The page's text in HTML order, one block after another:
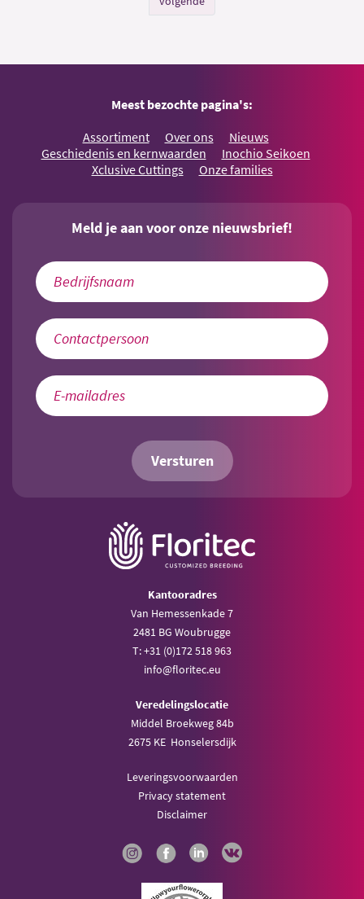
Meest bezochte pagina's:
Assortiment Over ons
Nieuws
Geschiedenis en kernwaarden
Inochio Seikoen
Xclusive Cuttings
Onze families
Meld je aan voor onze nieuwsbrief!
Versturen
Kantooradres
Van Hemessenkade 7
2481 BG Woubrugge
T: +31 (0)172 518 963
info@floritec.eu
Veredelingslocatie
Middel Broekweg 84b
2675 KE Honselersdijk
Leveringsvoorwaarden
Privacy statement
Disclaimer